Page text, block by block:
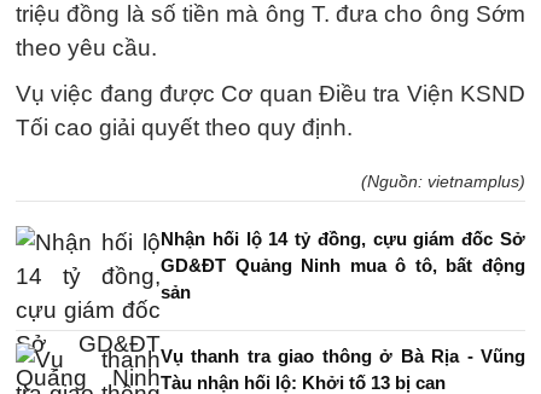
triệu đồng là số tiền mà ông T. đưa cho ông Sớm
theo yêu cầu.
Vụ việc đang được Cơ quan Điều tra Viện KSND
Tối cao giải quyết theo quy định.
(Nguồn: vietnamplus)
Nhận hối lộ 14 tỷ đồng, cựu giám đốc Sở
GD&ĐT Quảng Ninh mua ô tô, bất động
sản
Vụ thanh tra giao thông ở Bà Rịa - Vũng
Tàu nhận hối lộ: Khởi tố 13 bị can